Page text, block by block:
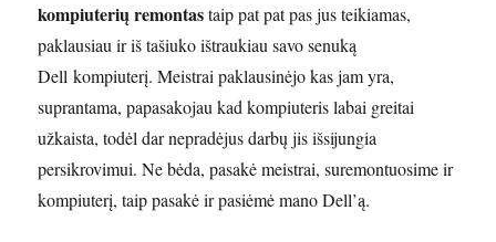
kompiuterių remontastaip pat pat pas jus teikiamas,
paklausiau ir iš tašiuko ištraukiau savo senuką
Dell kompiuterį. Meistrai paklausinėjo kas jam yra,
suprantama, papasakojau kad kompiuteris labai greitai
užkaista, todėl dar nepradėjus darbų jis išsijungia
persikrovimui. Ne bėda, pasakė meistrai, suremontuosime ir
kompiuterį, taip pasakė ir pasiėmė mano Dell’ą.